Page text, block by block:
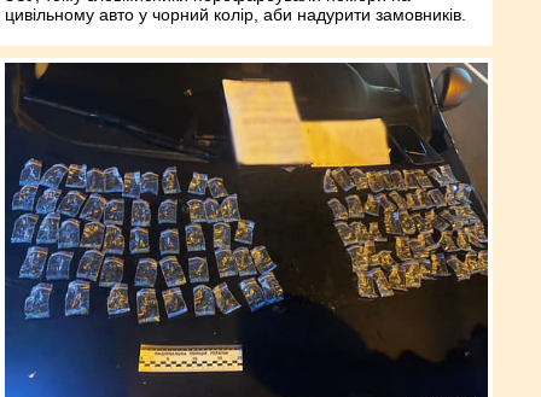
цивільному авто у чорний колір, аби надурити замовників.